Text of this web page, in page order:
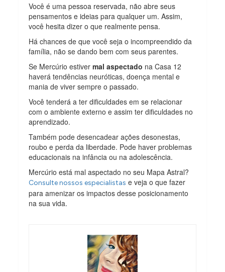
Você é uma pessoa reservada, não abre seus
pensamentos e ideias para qualquer um. Assim,
você hesita dizer o que realmente pensa.
Há chances de que você seja o incompreendido da
família, não se dando bem com seus parentes.
Se Mercúrio estivermal aspectado na Casa 12
haverá tendências neuróticas, doença mental e
mania de viver sempre o passado.
Você tenderá a ter dificuldades em se relacionar
com o ambiente externo e assim ter dificuldades no
aprendizado.
Também pode desencadear ações desonestas,
roubo e perda da liberdade. Pode haver problemas
educacionais na infância ou na adolescência.
Mercúrio está mal aspectado no seu Mapa Astral?
Consulte nossos especialistas e veja o que fazer
para amenizar os impactos desse posicionamento
na sua vida.